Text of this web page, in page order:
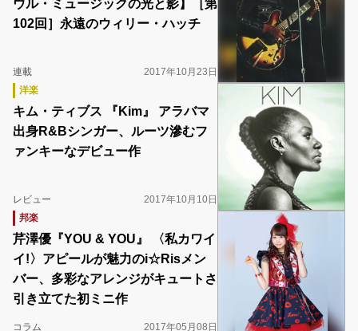
ウル・ミュージックの光と影】［第
102回］永遠のウィリー・ハッチ
連載
2017年10月23日
洋楽
キム・ティブス 『Kim』 アラバマ
出身R&Bシンガー、ルーツ滲むフ
ァンキーなデビュー作
レビュー
2017年10月10日
邦楽
芹澤優『YOU & YOU』 〈私カワイ
イ!〉アピールが魅力のi☆Risメン
バー、多彩なアレンジがキュートさ
引き立てた初ミニ作
コラム 2017年05月08日